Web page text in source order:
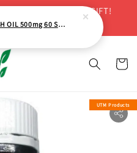
RM200 to Get FREE GIFT!
NOW
UTM Products
[SELECTED] - NV FISH OIL 500mg 60 SOFTGELS